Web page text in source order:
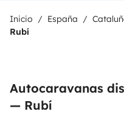
Inicio España
Rubí
Autocaravanas
— Rubí